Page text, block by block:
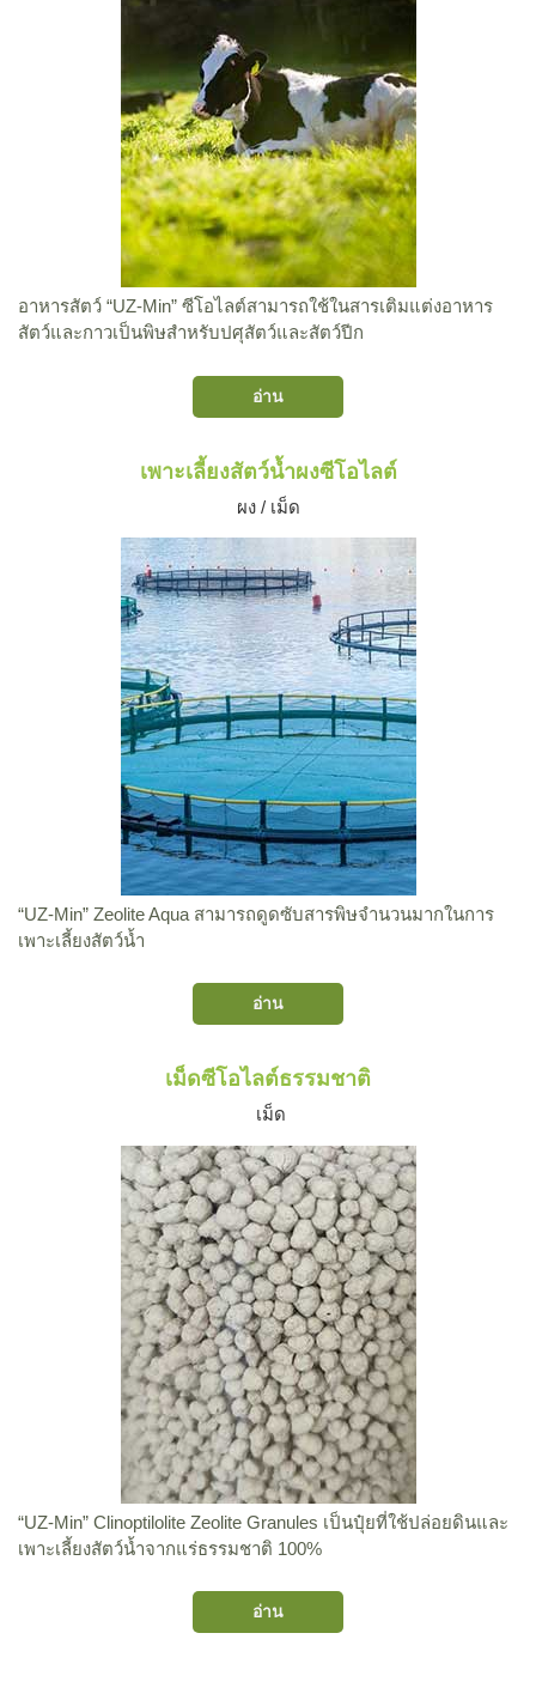
อาหารสัตว์ “UZ-Min” ซีโอไลต์สามารถใช้ในสารเติมแต่งอาหาร
สัตว์และกาวเป็นพิษสำหรับปศุสัตว์และสัตว์ปีก
อ่าน
เพาะเลี้ยงสัตว์น้ำผงซีโอไลต์
ผง / เม็ด
“UZ-Min” Zeolite Aqua สามารถดูดซับสารพิษจำนวนมากในการ
เพาะเลี้ยงสัตว์น้ำ
อ่าน
เม็ดซีโอไลต์ธรรมชาติ
เม็ด
“UZ-Min” Clinoptilolite Zeolite Granules เป็นปุ๋ยที่ใช้ปล่อยดินและ
เพาะเลี้ยงสัตว์น้ำจากแร่ธรรมชาติ 100%
อ่าน